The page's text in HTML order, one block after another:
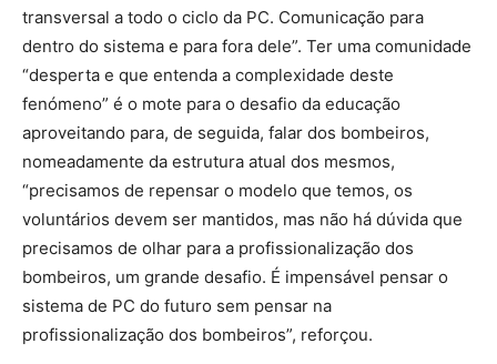
transversal a todo o ciclo da PC. Comunicação para
dentro do sistema e para fora dele”. Ter uma comunidade
“desperta e que entenda a complexidade deste
fenómeno” é o mote para o desafio da educação
aproveitando para, de seguida, falar dos bombeiros,
nomeadamente da estrutura atual dos mesmos,
“precisamos de repensar o modelo que temos, os
voluntários devem ser mantidos, mas não há dúvida que
precisamos de olhar para a profissionalização dos
bombeiros, um grande desafio. É impensável pensar o
sistema de PC do futuro sem pensar na
profissionalização dos bombeiros”, reforçou.